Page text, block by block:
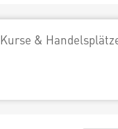
Kurse &